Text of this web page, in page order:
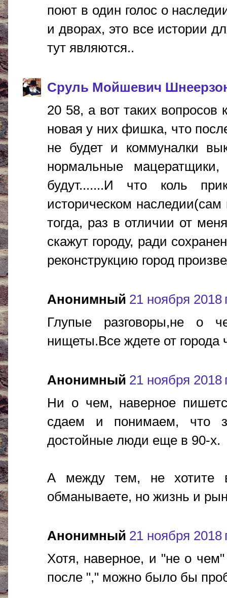
поют в один голос о
и дворах, это все истории
тут являются..
Сруль Мойшевич
20 58, а вот таких
новая у них фишка, что
не будет и коммуналки
нормальные
будут.......И что коль
историческом
тогда, раз в отличии от
скажут городу, ради
реконструкцию город
Анонимный 21 ноября 2018
Глупые разговоры,не о
нищеты.Все ждете от города
Анонимный 21 ноября 2018
Ни о чем, наверное
сдаем и понимаем, что
достойные люди еще в 90-х.
А между тем, не хотите
обманываете, но жизнь и
Анонимный 21 ноября 2018
Хотя, наверное, и "не о
после "," можно было бы